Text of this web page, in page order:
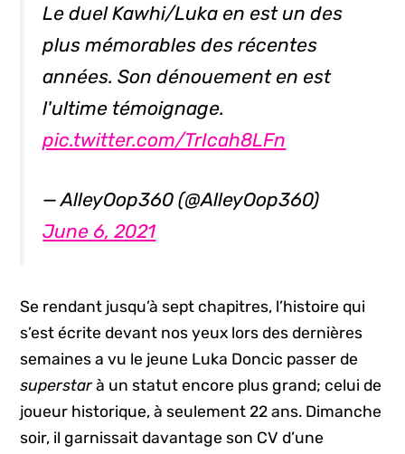
Le duel Kawhi/Luka en est un des
plus mémorables des récentes
années. Son dénouement en est
l'ultime témoignage.
pic.twitter.com/TrIcah8LFn
— AlleyOop360 (@AlleyOop360)
June 6, 2021
Se rendant jusqu’à sept chapitres, l’histoire qui
s’est écrite devant nos yeux lors des dernières
semaines a vu le jeune Luka Doncic passer de
superstarà un statut encore plus grand; celui de
joueur historique, à seulement 22 ans. Dimanche
soir, il garnissait davantage son CV d’une